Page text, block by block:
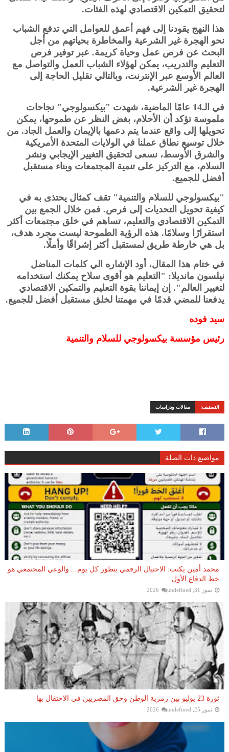
لتحقيق التمكين الاقتصادي لهذه الفئات.
هذا النهج يقودنا إلى فهم أعمق للعوامل التي تدفع الشباب
نحو الهجرة غير الشرعية والمخاطرة بحياتهم من أجل
البحث عن فرص عمل وحياة كريمة. عبر توفير فرص
التعليم والتدريب، يمكن لهؤلاء الشباب العمل والتواصل مع
العالم الأوسع عبر الإنترنت، وبالتالي تقليل الحاجة إلى
الهجرة غير الشرعية.
في الـ14 عامًا الماضية، شهدت "بيكسولوجي" نجاحات
ملموسة تؤكد أن الأحلام، بغض النظر عن طموحها، يمكن
تحويلها إلى واقع عندما يتم دعمها بالإيمان والعمل الجاد. من
خلال توسيع نطاق عملنا في الولايات المتحدة الأمريكية
والشرق الأوسط، نسعى لتحقيق التغيير الإيجابي ونشر
السلام، مع التركيز على تنمية المجتمعات وبناء مستقبل
أفضل للجميع.
"بيكسولوجي للسلام والتنمية" تقف كمثال يحتذى به في
كيفية تحويل التحديات إلى فرص. فمن خلال الجمع بين
التمكين الاقتصادي والتعليم، تساهم في خلق مجتمعات أكثر
استقرارًا وسلامًا. هذه الرؤية الطموحة ليست مجرد هدف،
بل هي خارطة طريق لمستقبل أكثر إشراقًا وأملًا.
في ختام هذا المقال، أود الإشاره الي كلمات المناضل
نيلسون مانديلا: "التعليم هو أقوى سلاح يمكنك استخدامه
لتغيير العالم". إن إيماننا بقوة التعليم والتمكين الاقتصادي
يدفعنا للمضي قدمًا في مهمتنا لخلق مستقبل أفضل للجميع.
سيد فوده
رئيس مؤسسة بيكسولوجي للسلام والتنمية
التصنيف: مقالات ودراسات
مواضيع ذات الصلة
محمد أمين يكتب: الاحتيال الرقمي يتطور كل يوم... والوعي المجتمعي هو
خط الدفاع الأول
تموز 31, 2026 undefined
ثورة 23 يوليو بين رمزية الوطن وحق المصريين في الاحتفال بها
تموز 25, 2026 undefined